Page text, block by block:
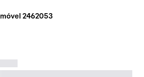
Imóvel 2462053